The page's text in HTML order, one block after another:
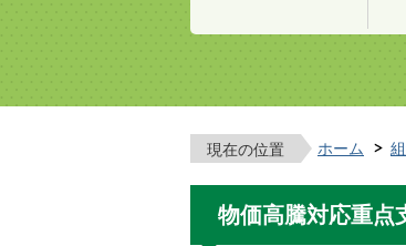
現在の位置 ホーム
物価高騰対応重点